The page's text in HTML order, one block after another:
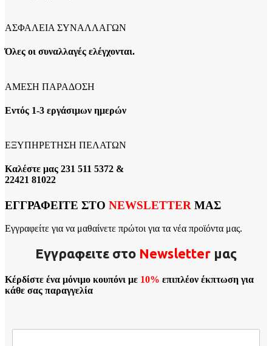
ΑΣΦΑΛΕΙΑ ΣΥΝΑΛΛΑΓΩΝ
Όλες οι συναλλαγές ελέγχονται.
ΑΜΕΣΗ ΠΑΡΑΔΟΣΗ
Εντός 1-3 εργάσιμων ημερών
ΕΞΥΠΗΡΕΤΗΣΗ ΠΕΛΑΤΩΝ
Καλέστε μας 231 511 5372 &
22421 81022
ΕΓΓΡΑΦΕΙΤΕ ΣΤΟ NEWSLETTER ΜΑΣ
Εγγραφείτε για να μαθαίνετε πρώτοι για τα νέα προϊόντα μας.
Εγγραφειτε στο Νewsletter μας
Κέρδίστε ένα μόνιμο κουπόνι με 10% επιπλέον έκπτωση για
κάθε σας παραγγελία